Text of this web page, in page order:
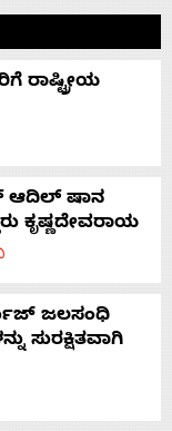
ರಾಷ್ಟ್ರೀಯ
ಆದಿಲ್ ಷಾನ
ಕೃಷ್ಣದೇವರಾಯ
ಜಲಸಂಧಿ
ಸುರಕ್ಷಿತವಾಗಿ